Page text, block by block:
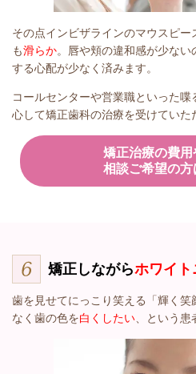
その点インビザラインのマウスピー
も滑らか。唇や頬の違和感が少ない
する心配が少なく済みます。
コールセンターや営業職といった
心して矯正歯科の治療を受けていた
矯正治療の費用
相談ご希望の方
矯正しながらホワイト
歯を見せてにっこり笑える「輝く
なく歯の色を白くしたい 、という